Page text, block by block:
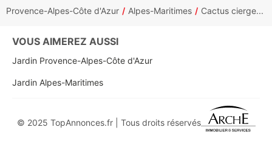
Provence-Alpes-Côte d'Azur
Alpes-Maritimes Cactus cierge...
VOUS AIMEREZ AUSSI
Jardin Provence-Alpes-Côte d'Azur
Jardin Alpes-Maritimes
© 2025 TopAnnonces.fr | Tous droits réservés